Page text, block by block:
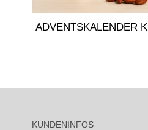
ADVENTSKALENDER
KUNDENINFOS